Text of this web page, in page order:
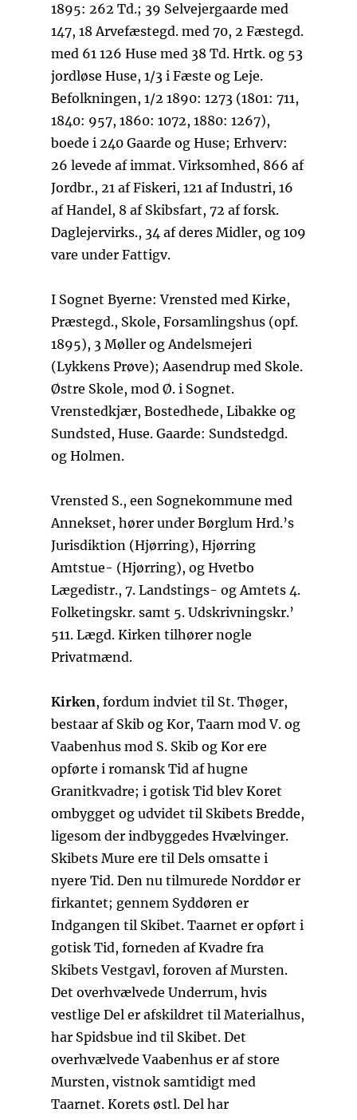
1895: 262 Td.; 39 Selvejergaarde med
147, 18 Arvefæstegd. med 70, 2 Fæstegd.
med 61 126 Huse med 38 Td. Hrtk. og 53
jordløse Huse, 1/3 i Fæste og Leje.
Befolkningen, 1/2 1890: 1273 (1801: 711,
1840: 957, 1860: 1072, 1880: 1267),
boede i 240 Gaarde og Huse; Erhverv:
26 levede af immat. Virksomhed, 866 af
Jordbr., 21 af Fiskeri, 121 af Industri, 16
af Handel, 8 af Skibsfart, 72 af forsk.
Daglejervirks., 34 af deres Midler, og 109
vare under Fattigv.
I Sognet Byerne: Vrensted med Kirke,
Præstegd., Skole, Forsamlingshus (opf.
1895), 3 Møller og Andelsmejeri
(Lykkens Prøve); Aasendrup med Skole.
Østre Skole, mod Ø. i Sognet.
Vrenstedkjær, Bostedhede, Libakke og
Sundsted, Huse. Gaarde: Sundstedgd.
og Holmen.
Vrensted S., een Sognekommune med
Annekset, hører under Børglum Hrd.’s
Jurisdiktion (Hjørring), Hjørring
Amtstue- (Hjørring), og Hvetbo
Lægedistr., 7. Landstings- og Amtets 4.
Folketingskr. samt 5. Udskrivningskr.’
511. Lægd. Kirken tilhører nogle
Privatmænd.
Kirken, fordum indviet til St. Thøger,
bestaar af Skib og Kor, Taarn mod V. og
Vaabenhus mod S. Skib og Kor ere
opførte i romansk Tid af hugne
Granitkvadre; i gotisk Tid blev Koret
ombygget og udvidet til Skibets Bredde,
ligesom der indbyggedes Hvælvinger.
Skibets Mure ere til Dels omsatte i
nyere Tid. Den nu tilmurede Norddør er
firkantet; gennem Syddøren er
Indgangen til Skibet. Taarnet er opført i
gotisk Tid, forneden af Kvadre fra
Skibets Vestgavl, foroven af Mursten.
Det overhvælvede Underrum, hvis
vestlige Del er afskildret til Materialhus,
har Spidsbue ind til Skibet. Det
overhvælvede Vaabenhus er af store
Mursten, vistnok samtidigt med
Taarnet. Korets østl. Del har